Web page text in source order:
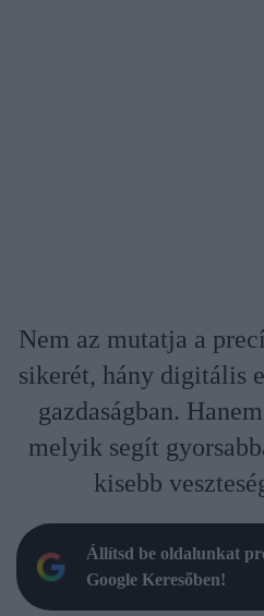
Nem az mutatja a
sikerét, hány digitális
gazdaságban.
melyik segít
kisebb
Állítsd be oldalunkat
Google Keresőben!